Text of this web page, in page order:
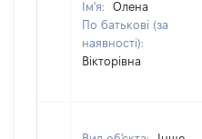
Ім'я:
Олена
По батькові (за
наявності):
Вікторівна